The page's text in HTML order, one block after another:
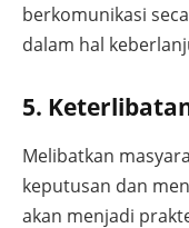
berkomunikasi
dalam hal
5.
Melibatkan
keputusan dan
akan menjadi